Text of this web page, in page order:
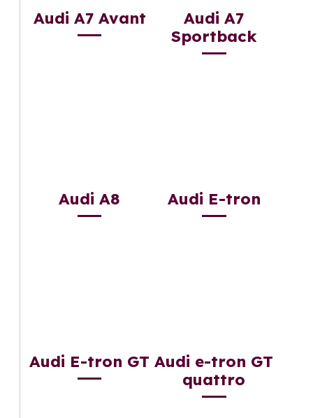
Audi A7 Avant
Audi A7
Sportback
Audi A8 Audi E-tron
Audi E-tron GT Audi e-tron GT
quattro